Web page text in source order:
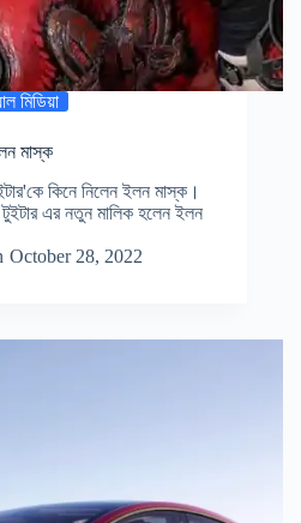
মিডিয়া
মাস্ক
কিনে নিলেন ইলন মাস্ক।
টুইটার এর নতুন মালিক হলেন ইলন
October 28, 2022